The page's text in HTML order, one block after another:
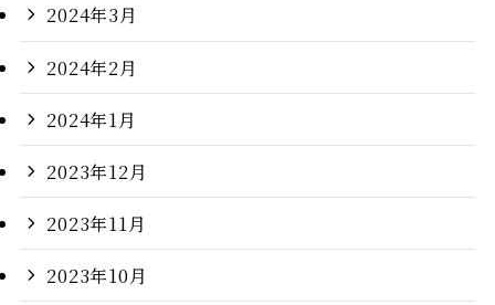
2024年3月
2024年2月
2024年1月
2023年12月
2023年11月
2023年10月